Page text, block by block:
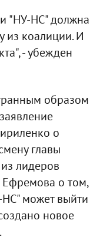
"НУ-НС" должна
из коалиции. И
- убежден
образом
о
главы
лидеров
Ефремова о том,
может выйти
новое